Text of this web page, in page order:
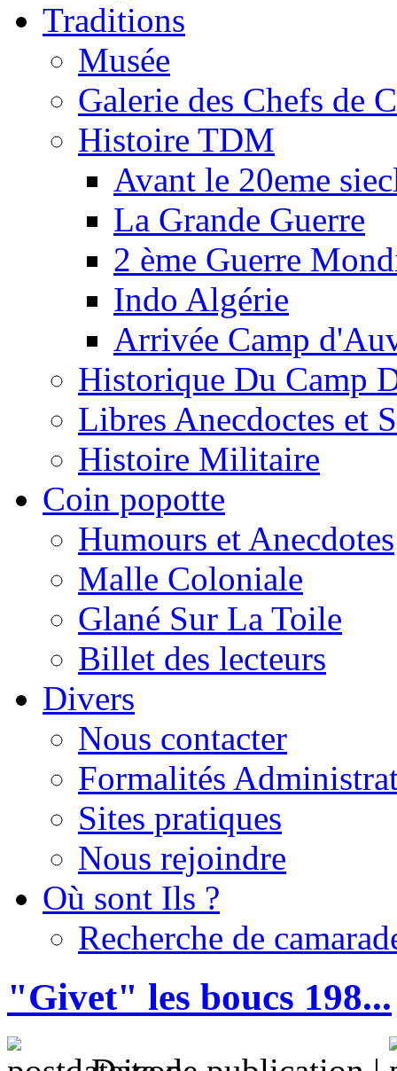
Traditions
Musée
Galerie des Chefs de
Histoire TDM
Avant le 20eme
La Grande Guerre
2 ème Guerre
Indo Algérie
Arrivée Camp
Historique Du Camp
Libres Anecdoctes et
Histoire Militaire
Coin popotte
Humours et Anecdotes
Malle Coloniale
Glané Sur La Toile
Billet des lecteurs
Divers
Nous contacter
Formalités
Sites pratiques
Nous rejoindre
Où sont Ils ?
Recherche de
"Givet" les boucs 198...